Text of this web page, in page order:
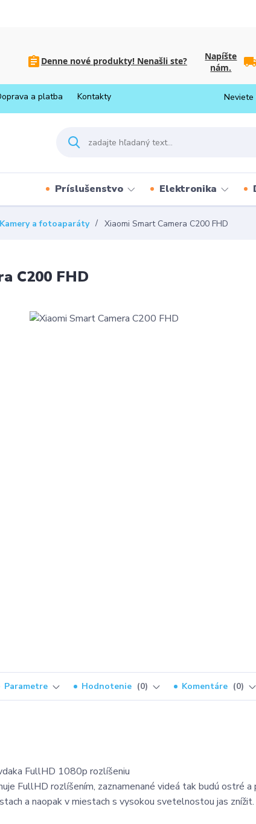
Denne nové produkty! Nenašli ste?
Napíšte
nám.
a platba Kontakty Neviete
Príslušenstvo Elektronika
Kamery a fotoaparáty Xiaomi Smart Camera C200 FHD
C200 FHD
Parametre Hodnotenie 0 Komentáre 0
FullHD 1080p rozlíšeniu
FullHD rozlíšením, zaznamenané videá tak budú ostré
a naopak v miestach s vysokou svetelnostou jas